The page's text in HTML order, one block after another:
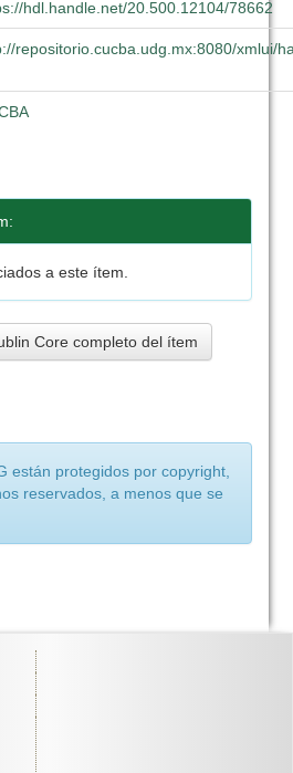
hdl.handle.net/20.500.12104/78662
repositorio.cucba.udg.mx:8080/xmlui/
a este ítem.
Core completo del ítem
están protegidos por copyright,
reservados, a menos que se